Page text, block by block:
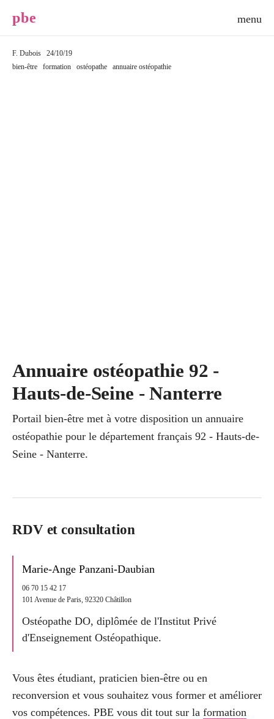
pbe
F. Dubois
24/10/19
bien-être
formation ostéopathe annuaire ostéopathie
Annuaire ostéopathie 92 -
Hauts-de-Seine - Nanterre
Portail bien-être met à votre disposition un annuaire
ostéopathie pour le département français 92 - Hauts-de-
Seine - Nanterre.
RDV et consultation
Marie-Ange Panzani-Daubian
06 70 15 42 17
101 Avenue de Paris, 92320 Châtillon
Ostéopathe DO, diplômée de l'Institut Privé
d'Enseignement Ostéopathique.
Vous êtes étudiant, praticien bien-être ou en
reconversion et vous souhaitez vous former et améliorer
vos compétences. PBE vous dit tout sur la formation